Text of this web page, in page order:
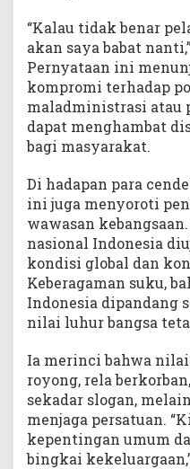
“Kalau tidak benar
akan saya babat
Pernyataan ini
kompromi terhadap
maladministrasi atau
dapat menghambat
bagi masyarakat.
Di hadapan para
ini juga menyoroti
wawasan
nasional Indonesia
kondisi global dan
Keberagaman suku,
Indonesia dipandang
nilai luhur bangsa
Ia merinci bahwa
royong, rela
sekadar slogan,
menjaga persatuan.
kepentingan umum
bingkai